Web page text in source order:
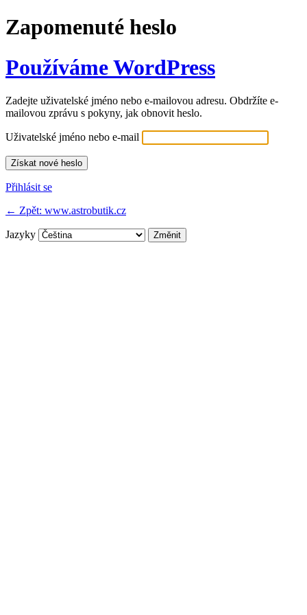
Zapomenuté heslo
Používáme WordPress
Zadejte uživatelské jméno nebo e-mailovou adresu. Obdržíte e-
mailovou zprávu s pokyny, jak obnovit heslo.
Uživatelské jméno nebo e-mail
Přihlásit se
← Zpět: www.astrobutik.cz
Jazyky